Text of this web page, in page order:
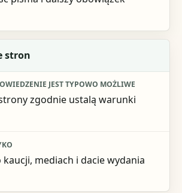
stron
zgodnie ustalą warunki
mediach i dacie wydania